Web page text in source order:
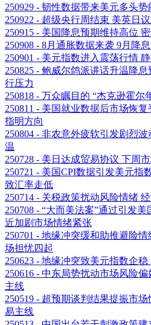
250929 - 韧性数据带来美元多头
250922 - 超级央行周结束 美英日
250915 - 美国降息预期维持高位
250908 - 8月通胀数据来袭 9月降
250901 - 美元指数进入震荡行情
250825 - 鲍威尔鸽派讲话升温降
行压力
250818 - 万众瞩目的 “杰克逊霍尔
250811 - 美国就业数据后市场恢
指明方向
250804 - 非农意外疲软引发剧烈
温
250728 - 美日达成贸易协议 下周
250721 - 美国CPI数据引发美元指
致汇率走低
250714 - 关税政策扰动风险情绪
250708 - “大而美法案”通过引发
近加剧市场情绪紧张
250701 - 地缘冲突缓和助推避险
场担忧四起
250623 - 地缘冲突致美元指数企
250616 - 中东局势扰动市场风险
主线
250519 - 超预期谈判结果提振市
易主线